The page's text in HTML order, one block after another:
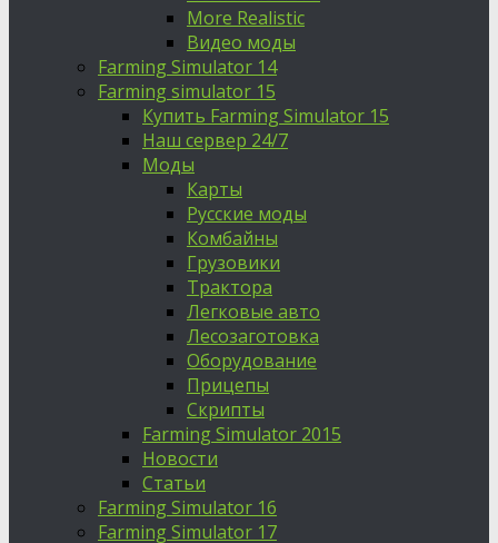
More Realistic
Видео моды
Farming Simulator 14
Farming simulator 15
Купить Farming Simulator 15
Наш сервер 24/7
Моды
Карты
Русские моды
Комбайны
Грузовики
Трактора
Легковые авто
Лесозаготовка
Оборудование
Прицепы
Скрипты
Farming Simulator 2015
Новости
Статьи
Farming Simulator 16
Farming Simulator 17